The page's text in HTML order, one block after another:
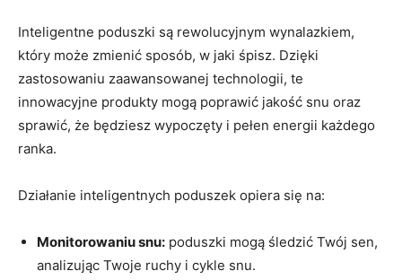
Inteligentne⁣ poduszki są rewolucyjnym wynalazkiem,
który może zmienić ⁢sposób, w jaki śpisz. Dzięki
zastosowaniu zaawansowanej technologii, te
innowacyjne produkty mogą poprawić jakość snu‍ oraz
‍sprawić, ⁢że będziesz‍ wypoczęty i pełen energii każdego
ranka.
Działanie inteligentnych poduszek‌ opiera‍ się na:
Monitorowaniu snu: ‌poduszki mogą śledzić Twój ⁤sen,
analizując Twoje ruchy ⁣i cykle ‌snu.